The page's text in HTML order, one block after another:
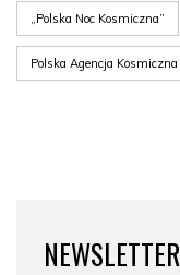
„Polska Noc Kosmiczna”
Polska Agencja Kosmiczna
NEWSLETTER